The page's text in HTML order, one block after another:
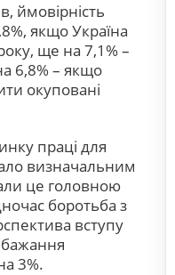
ймовірність
якщо Україна
ще на 7,1% –
6,8% – якщо
окуповані
праці для
визначальним
це головною
боротьба з
вступу
3%.